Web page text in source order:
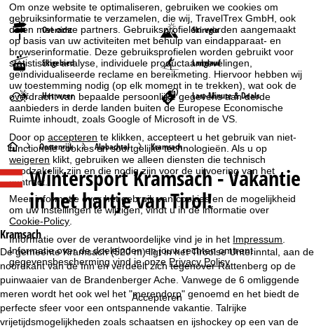
Om onze website te optimaliseren, gebruiken we cookies om
gebruiksinformatie te verzamelen, die wij, TravelTrex GmbH, ook
delen met onze partners. Gebruiksprofielen worden aangemaakt
op basis van uw activiteiten met behulp van eindapparaat- en
browserinformatie. Deze gebruiksprofielen worden gebruikt voor
statistische analyse, individuele productaanbevelingen,
geïndividualiseerde reclame en bereikmeting. Hiervoor hebben wij
uw toestemming nodig (op elk moment in te trekken), wat ook de
overdracht van bepaalde persoonlijke gegevens aan derde
aanbieders in derde landen buiten de Europese Economische
Ruimte inhoudt, zoals Google of Microsoft in de VS.
Door opaccepteren te klikken, accepteert u het gebruik van niet-
functionele cookies en soortgelijke technologieën. Als u op
weigeren klikt, gebruiken we alleen diensten die technisch
noodzakelijk zijn en die nodig zijn voor de uitvoering van het
contract.
Meer informatie over het gebruik van cookies en de mogelijkheid
om uw instellingen te wijzigen, vindt u in de informatie over
Cookie-Policy
Informatie over de verantwoordelijke vind je in het Impressum
Informatie over de doeleinden en jouw rechten omtrent
gegevensbescherming vind je onze Privacy Policy.
Accepteren
Overzicht Skiregio
Skigebied Langlauf
Het weer Last-Minute & Deals
S
t
a
r
t
a
Oostenrijk Alpbachtal Kramsach
WintersportKramsach - Vakantie
in het hartje van Tirol!
Kramsach
De gemeente Kramsach (520 m) ligt in het Tiroolse Unterinntal, aan de
noordkant van de Inn en verdeelt zich tegenover Rattenberg op de
puinwaaier van de Brandenberger Ache. Vanwege de 6 omliggende
meren wordt het ook wel het "merendorp" genoemd en het biedt de
perfecte sfeer voor een ontspannende vakantie. Talrijke
vrijetijdsmogelijkheden zoals schaatsen en ijshockey op een van de